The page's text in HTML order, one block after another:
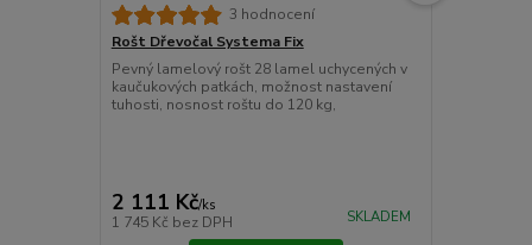
3 hodnocení
Rošt Dřevočal Systema Fix
Pevný lamelový rošt 28 lamel uchycených v
kaučukových patkách, možnost nastavení
tuhosti, nosnost roštu do 120 kg,
2 111 Kč/ks
1 745 Kč bez DPH SKLADEM